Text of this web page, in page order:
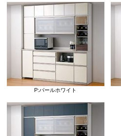
P:パールホワイト